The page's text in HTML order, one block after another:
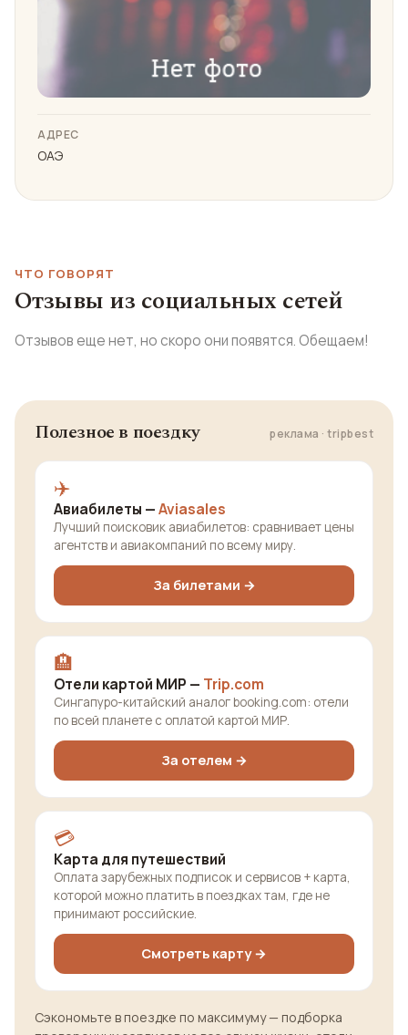
АДРЕС
ОАЭ
ЧТО ГОВОРЯТ
Отзывы из социальных сетей
Отзывов еще нет, но скоро они появятся. Обещаем!
Полезное в поездку реклама · tripbest
✈️
Авиабилеты —Aviasales
Лучший поисковик авиабилетов: сравнивает цены
агентств и авиакомпаний по всему миру.
За билетами →
🏨
Отели картой МИР — Trip.com
Сингапуро-китайский аналог booking.com: отели
по всей планете с оплатой картой МИР.
За отелем →
💳
Карта для путешествий
Оплата зарубежных подписок и сервисов + карта,
которой можно платить в поездках там, где не
принимают российские.
Смотреть карту →
Сэкономьте в поездке по максимуму — подборка